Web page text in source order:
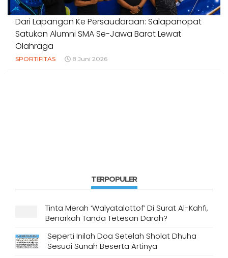
Dari Lapangan Ke Persaudaraan: Salapanopat
Satukan Alumni SMA Se-Jawa Barat Lewat
Olahraga
SPORTIFITAS 8 Juni 2026
TERPOPULER
Tinta Merah ‘Walyatalattof’ Di Surat Al-Kahfi,
Benarkah Tanda Tetesan Darah?
Seperti Inilah Doa Setelah Sholat Dhuha
Sesuai Sunah Beserta Artinya